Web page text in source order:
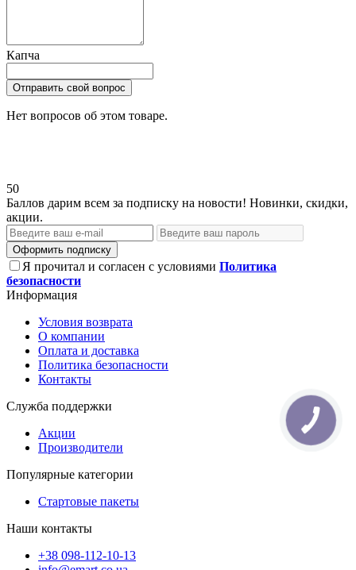
Капча
Отправить свой вопрос
Нет вопросов об этом товаре.
50
Баллов дарим всем за подписку на новости! Новинки, скидки,
акции.
Оформить подписку
Я прочитал и согласен с условиями Политика
безопасности
Информация
Условия возврата
О компании
Оплата и доставка
Политика безопасности
Контакты
Служба поддержки
Акции
Производители
Популярные категории
Стартовые пакеты
Наши контакты
+38 098-112-10-13
КНОПКА
ЗВ'ЯЗКУ